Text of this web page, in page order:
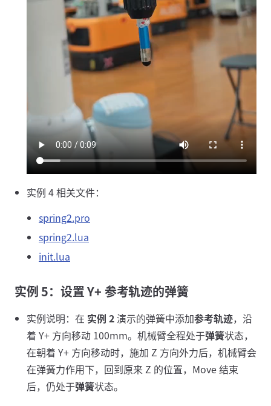
实例 4 相关文件：
spring2.pro
spring2.lua
init.lua
实例 5：设置 Y+ 参考轨迹的弹簧
实例说明：在 实例 2演示的弹簧中添加参考轨迹，沿
着 Y+ 方向移动 100mm。机械臂全程处于弹簧状态，
在朝着 Y+ 方向移动时，施加 Z 方向外力后，机械臂会
在弹簧力作用下，回到原来 Z 的位置，Move 结束
后，仍处于弹簧状态。